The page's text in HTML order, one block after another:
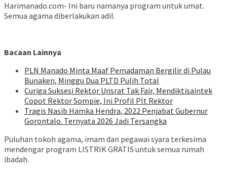
Harimanado.com- Ini baru namanya program untuk umat.
Semua agama diberlakukan adil.
Bacaan Lainnya
PLN Manado Minta Maaf Pemadaman Bergilir di Pulau
Bunaken, Minggu Dua PLTD Pulih Total
Curiga Suksesi Rektor Unsrat Tak Fair, Mendiktisaintek
Copot Rektor Sompie, Ini Profil Plt Rektor
Tragis Nasib Hamka Hendra, 2022 Penjabat Gubernur
Gorontalo. Ternyata 2026 Jadi Tersangka
Puluhan tokoh agama, imam dan pegawai syara terkesima
mendengar program LISTRIK GRATIS untuk semua rumah
ibadah.